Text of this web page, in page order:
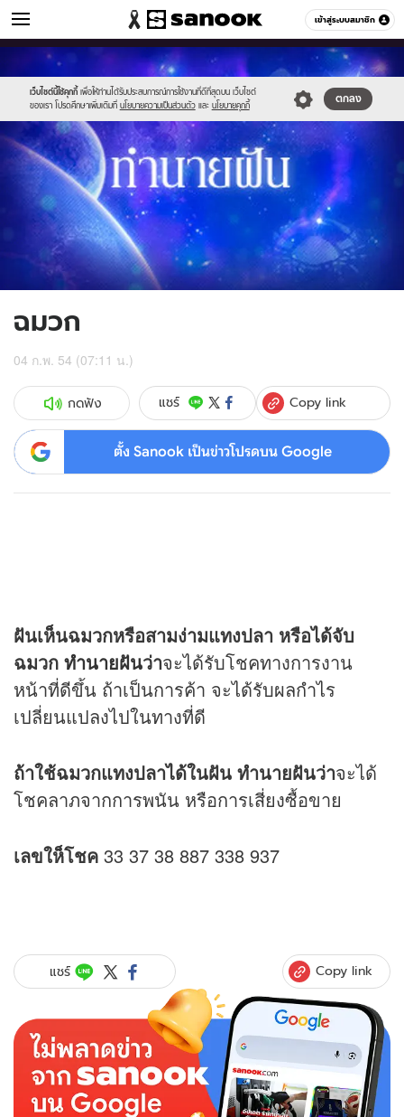
เข้าสู่ระบบสมาชิก
ดูดวง หมวดอื่นๆ
เว็บไซต์นี้ใช้คุกกี้ เพื่อให้ท่านได้รับประสบการณ์การใช้งานที่ดีที่สุดบน เว็บไซต์
ของเรา โปรดศึกษาเพิ่มเติมที่ นโยบายความเป็นส่วนตัว และ นโยบายคุกกี้
ตกลง
Sanook
//s.isanook.com/sr/0/images/logo-
new-
sanook.png
//s.isanook.com/ho/0/ud/1/6477/g_300x200.jpg
ฉมวก
04 ก.พ. 54 (07:11 น.)
กดฟัง แชร์ Copy link
ตั้ง Sanook เป็นข่าวโปรดบน Google
ฝันเห็นฉมวกหรือสามง่ามแทงปลา หรือได้จับ
ฉมวก ทำนายฝันว่าจะได้รับโชคทางการงาน
หน้าที่ดีขึ้น ถ้าเป็นการค้า จะได้รับผลกำไร
เปลี่ยนแปลงไปในทางที่ดี
ถ้าใช้ฉมวกแทงปลาได้ในฝัน ทำนายฝันว่าจะได้
โชคลาภจากการพนัน หรือการเสี่ยงซื้อขาย
เลขให็โชค 33 37 38 887 338 937
แชร์ Copy link